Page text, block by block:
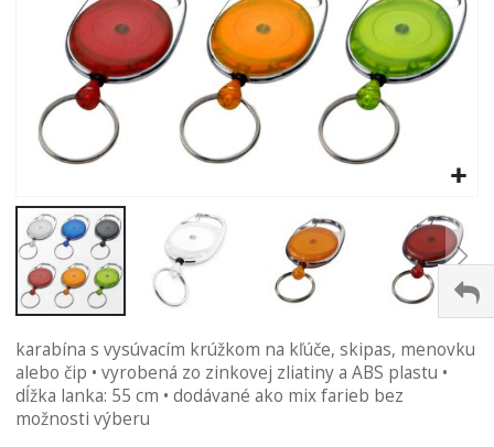
na
začiatok
galérie
obrázkov
karabína s vysúvacím krúžkom na kľúče, skipas, menovku
alebo čip • vyrobená zo zinkovej zliatiny a ABS plastu •
dĺžka lanka: 55 cm • dodávané ako mix farieb bez
možnosti výberu